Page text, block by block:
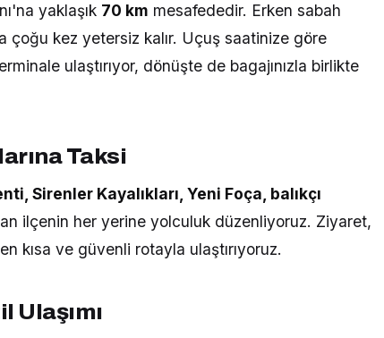
yaklaşık 70 km mesafededir. Erken sabah
çoğu kez yetersiz kalır. Uçuş saatinize göre
ulaştırıyor, dönüşte de bagajınızla birlikte
Taksi
Sirenler Kayalıkları, Yeni Foça, balıkçı
ilçenin her yerine yolculuk düzenliyoruz. Ziyaret,
kısa ve güvenli rotayla ulaştırıyoruz.
Ulaşımı